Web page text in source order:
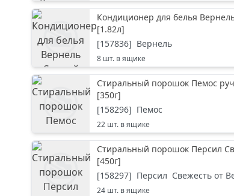
Кондиционер для белья
[1.82л]
[157836] Вернель
8 шт. в ящике
Стиральный порошок Пемос
[350г]
[158296] Пемос
22 шт. в ящике
Стиральный порошок Персил
[450г]
[158297] Персил Свежесть от
24 шт. в ящике